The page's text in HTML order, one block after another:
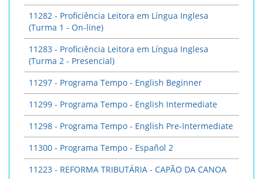
11282 - Proficiência Leitora em Língua Inglesa
(Turma 1 - On-line)
11283 - Proficiência Leitora em Língua Inglesa
(Turma 2 - Presencial)
11297 - Programa Tempo - English Beginner
11299 - Programa Tempo - English Intermediate
11298 - Programa Tempo - English Pre-Intermediate
11300 - Programa Tempo - Español 2
11223 - REFORMA TRIBUTÁRIA - CAPÃO DA CANOA